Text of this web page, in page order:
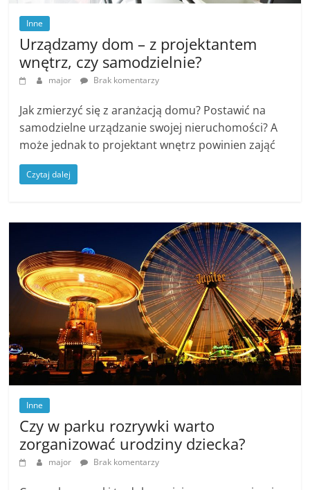
Inne
Urządzamy dom – z projektantem
wnętrz, czy samodzielnie?
major Brak komentarzy
Jak zmierzyć się z aranżacją domu? Postawić na
samodzielne urządzanie swojej nieruchomości? A
może jednak to projektant wnętrz powinien zająć
Czytaj dalej
Inne
Czy w parku rozrywki warto
zorganizować urodziny dziecka?
major Brak komentarzy